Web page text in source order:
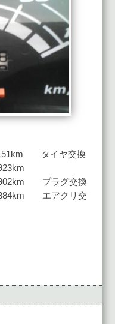
タイヤ交換
プラグ交換
エアクリ交